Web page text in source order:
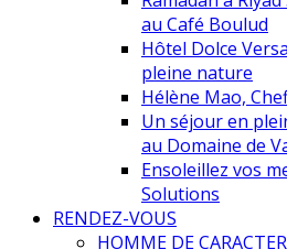
au Café Boulud
Hôtel Dolce
pleine nature
Hélène Mao,
Un séjour en
au Domaine de
Ensoleillez vos
Solutions
RENDEZ-VOUS
HOMME DE